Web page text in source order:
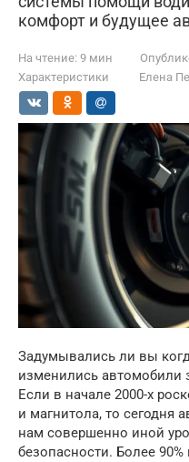
комфорт и будущее
На чтение: 9 мин
Характеристики
Елена
Задумывались ли вы
изменились автомобили
Если в начале 2000-х
и магнитола, то сегодня
нам совершенно иной
безопасности. Более